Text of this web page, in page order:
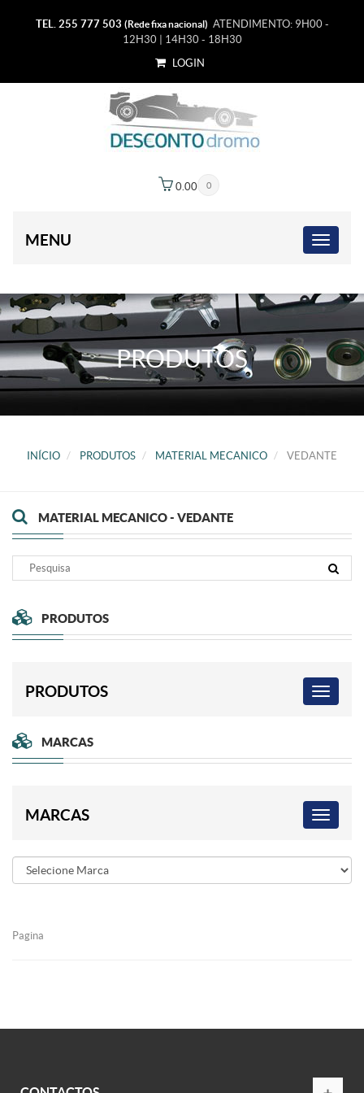
TEL. 255 777 503 (Rede fixa nacional) ATENDIMENTO: 9H00 -
12H30 | 14H30 - 18H30
LOGIN
0
0.00
MENU
PRODUTOS
INÍCIO PRODUTOS MATERIAL MECANICO VEDANTE
MATERIAL MECANICO - VEDANTE
PRODUTOS
PRODUTOS
MARCAS
MARCAS
Pagina